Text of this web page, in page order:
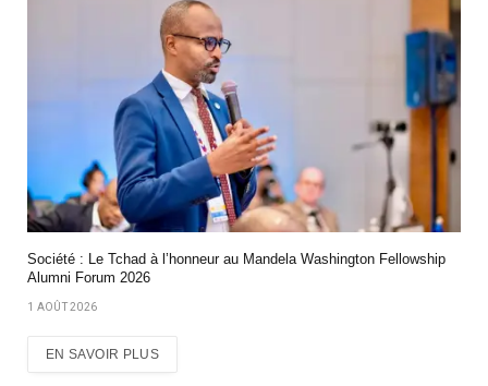
Société : Le Tchad à l’honneur au Mandela Washington Fellowship
Alumni Forum 2026
1 AOÛT 2026
EN SAVOIR PLUS